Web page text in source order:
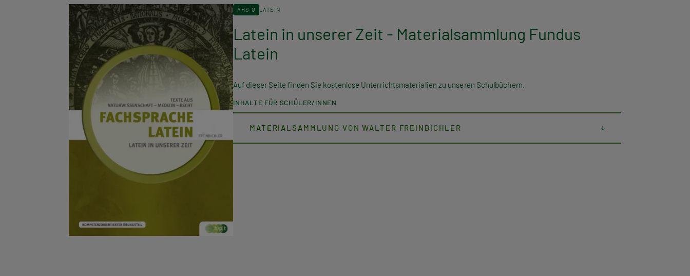
AHS-O LATEIN
Latein in unserer Zeit - Materialsammlung Fundus
Latein
Auf dieser Seite finden Sie kostenlose Unterrichtsmaterialien zu unseren Schulbüchern.
INHALTE FÜR SCHÜLER/INNEN
MATERIALSAMMLUNG VON WALTER FREINBICHLER